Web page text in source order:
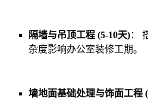
隔墙与吊顶工程 (5-10天)：
杂度影响办公室装修工期。
墙地面基础处理与饰面工程